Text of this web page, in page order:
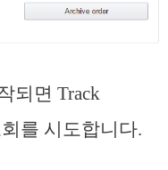
되면 Track
를 시도합니다.